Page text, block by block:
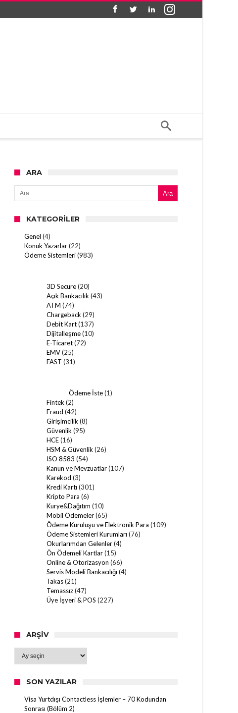
ARA
Arama:
KATEGORILER
Genel (4)
Konuk Yazarlar(22)
Ödeme Sistemleri(983)
3D Secure(20)
Açık Bankacılık (43)
ATM (74)
Chargeback (29)
Debit Kart(137)
Dijitalleşme(10)
E-Ticaret(72)
EMV(25)
FAST (31)
Ödeme İste(1)
Fintek (2)
Fraud (42)
Girişimcilik (8)
Güvenlik (95)
HCE(16)
HSM & Güvenlik (26)
ISO 8583 (54)
Kanun ve Mevzuatlar(107)
Karekod (3)
Kredi Kartı (301)
Kripto Para (6)
Kurye&Dağıtım (10)
Mobil Ödemeler(65)
Ödeme Kuruluşu ve Elektronik Para (109)
Ödeme Sistemleri Kurumları (76)
Okurlarımdan Gelenler(4)
Ön Ödemeli Kartlar(15)
Online & Otorizasyon (66)
Servis Modeli Bankacılığı (4)
Takas(21)
Temassız(47)
Üye İşyeri & POS (227)
ARŞIV
SON YAZILAR
Visa Yurtdışı Contactless İşlemler – 70 Kodundan
Sonrası (Bölüm 2)